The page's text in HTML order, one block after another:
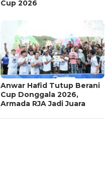
Cup 2026
Anwar Hafid Tutup Berani
Cup Donggala 2026,
Armada RJA Jadi Juara